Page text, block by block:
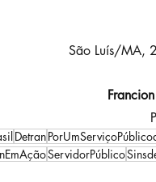
São Luís/MA,
Detran
ServidorPúblico